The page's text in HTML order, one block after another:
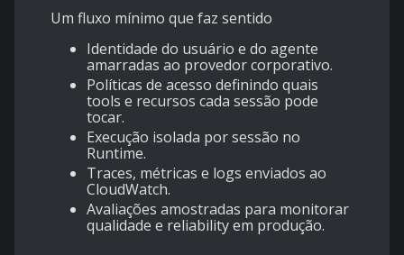
Um fluxo mínimo que faz sentido
Identidade do usuário e do agente
amarradas ao provedor corporativo.
Políticas de acesso definindo quais
tools e recursos cada sessão pode
tocar.
Execução isolada por sessão no
Runtime.
Traces, métricas e logs enviados ao
CloudWatch.
Avaliações amostradas para monitorar
qualidade e reliability em produção.